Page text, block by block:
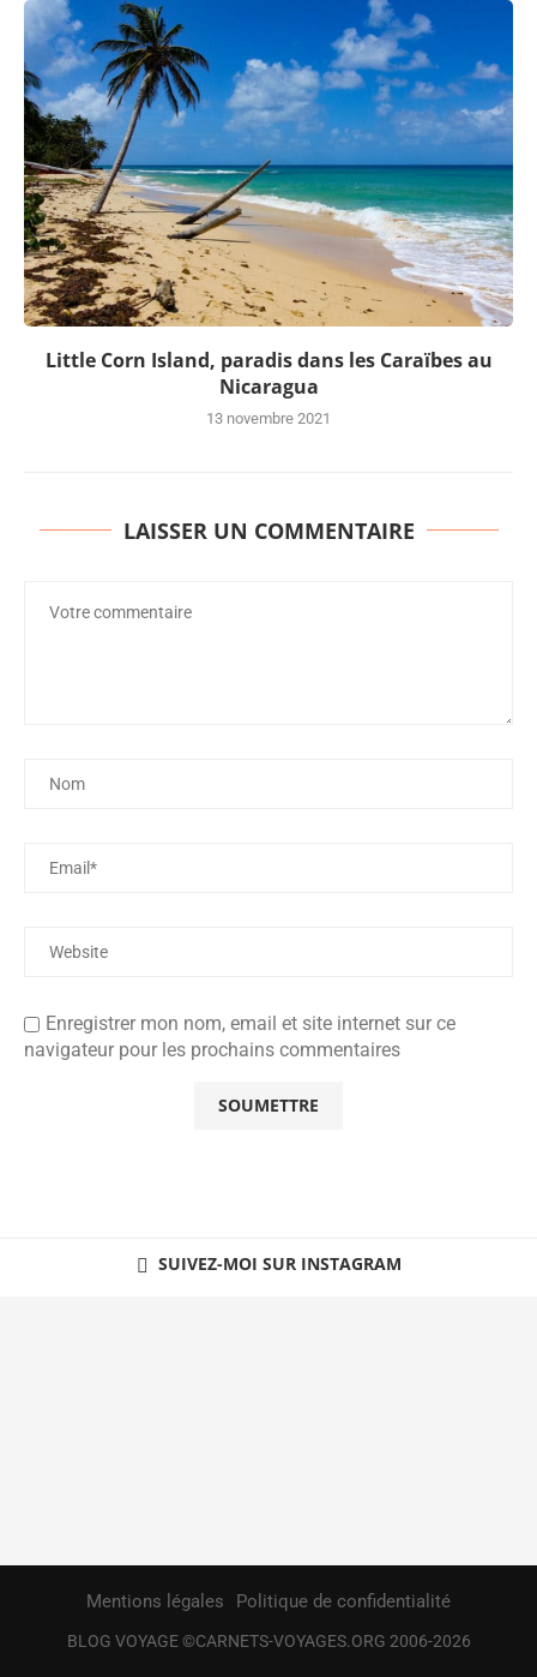
Little Corn Island, paradis dans les Caraïbes au
Nicaragua
13 novembre 2021
LAISSER UN COMMENTAIRE
Enregistrer mon nom, email et site internet sur ce
navigateur pour les prochains commentaires
SUIVEZ-MOI SUR INSTAGRAM
Mentions légales Politique de confidentialité
BLOG VOYAGE ©CARNETS-VOYAGES.ORG 2006-2026